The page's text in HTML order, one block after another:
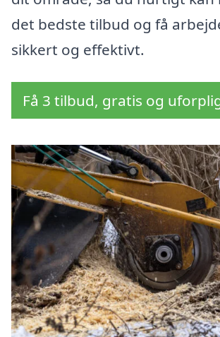
det bedste tilbud og få
sikkert og effektivt.
Få 3 tilbud, gratis og